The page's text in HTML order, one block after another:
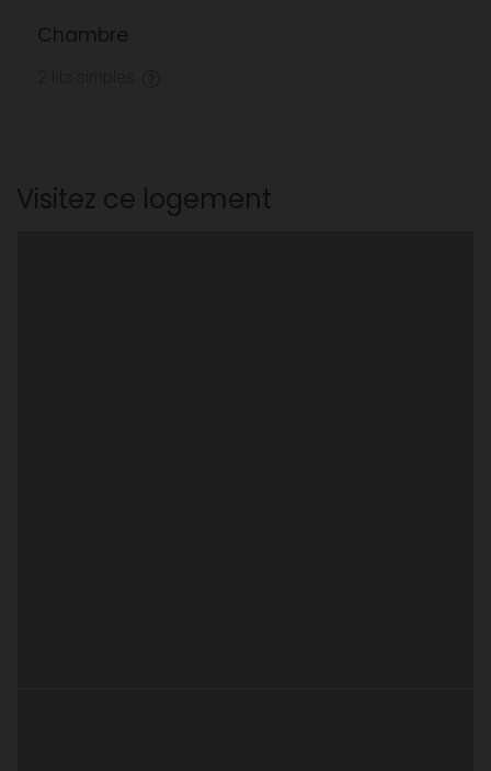
Chambre
Visitez ce logement